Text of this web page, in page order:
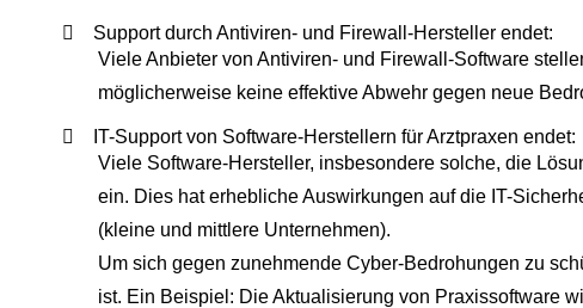
Support durch Antiviren- und Firewall-Hersteller endet:
Viele Anbieter von Antiviren- und Firewall-Software
möglicherweise keine effektive Abwehr gegen neue
IT-Support von Software-Herstellern für Arztpraxen endet:
Viele Software-Hersteller, insbesondere solche, die
ein. Dies hat erhebliche Auswirkungen auf die IT-
(kleine und mittlere Unternehmen).
Um sich gegen zunehmende Cyber-Bedrohungen zu
ist. Ein Beispiel: Die Aktualisierung von Praxissoftware